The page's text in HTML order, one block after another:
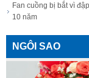
Fan cuồng bị bắt vì
10 năm
NGÔI SAO